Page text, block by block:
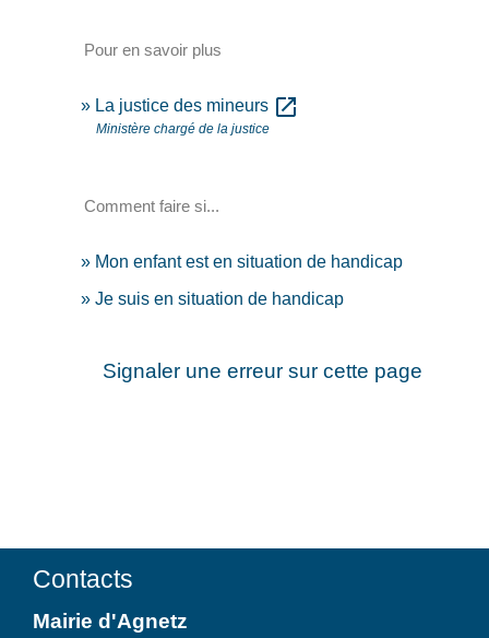
Pour en savoir plus
La justice des mineurs open_in_new
Ministère chargé de la justice
Comment faire si...
Mon enfant est en situation de handicap
Je suis en situation de handicap
Signaler une erreur sur cette page
Contacts
Mairie d'Agnetz